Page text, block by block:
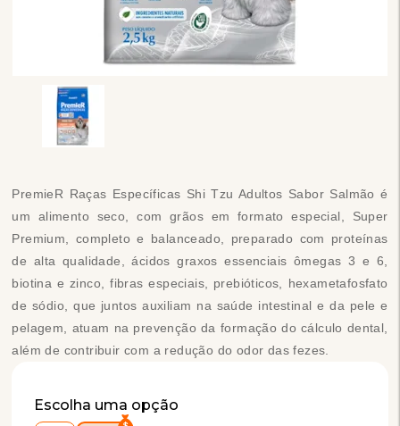
PremieR Raças Específicas Shi Tzu Adultos Sabor Salmão é
um alimento seco, com grãos em formato especial, Super
Premium, completo e balanceado, preparado com proteínas
de alta qualidade, ácidos graxos essenciais ômegas 3 e 6,
biotina e zinco, fibras especiais, prebióticos, hexametafosfato
de sódio, que juntos auxiliam na saúde intestinal e da pele e
pelagem, atuam na prevenção da formação do cálculo dental,
além de contribuir com a redução do odor das fezes.
Escolha uma opção